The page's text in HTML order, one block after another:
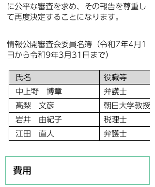
に公平な審査を求め、その報告を尊重し
て再度決定することになります。
情報公開審査会委員名簿（令和7年4月1
日から令和9年3月31日まで）
氏名
役職等
中上野 博章
弁護士
髙梨 文彦
朝日大学教授
岩井 由紀子
税理士
江田 直人
弁護士
費用